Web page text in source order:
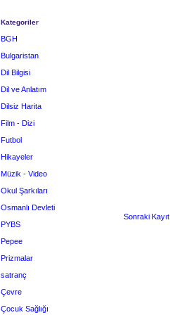
Sonraki Kayıt
Kategoriler
BGH
Bulgaristan
Dil Bilgisi
Dil ve Anlatım
Dilsiz Harita
Film - Dizi
Futbol
Hikayeler
Müzik - Video
Okul Şarkıları
Osmanlı Devleti
PYBS
Pepee
Prizmalar
satranç
Çevre
Çocuk Sağlığı